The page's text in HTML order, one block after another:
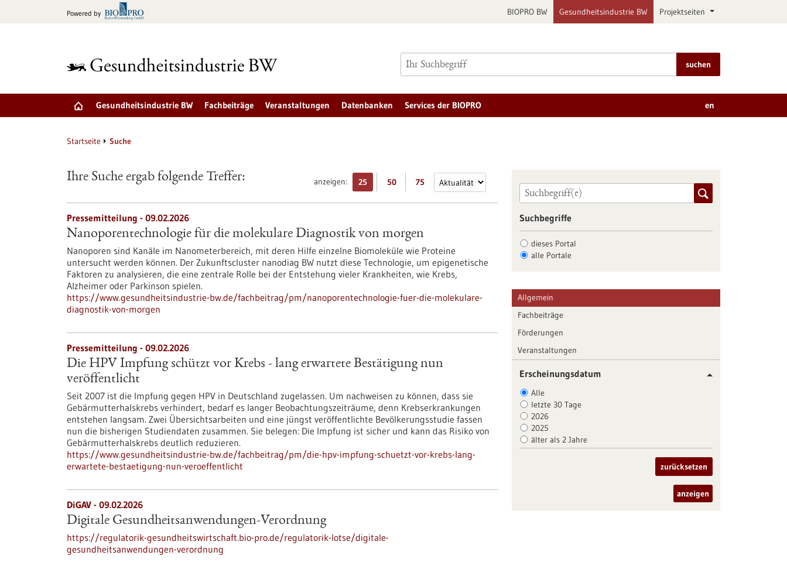
Powered by BIOPRO BW Gesundheitsindustrie BW Projektseiten
suchen
Gesundheitsindustrie BW Fachbeiträge Veranstaltungen Datenbanken Services der BIOPRO en
Startseite Suche
anzeigen: 25 50 75
Ihre Suche ergab folgende Treffer:
Pressemitteilung - 09.02.2026
Nanoporentechnologie für die molekulare Diagnostik von morgen
Nanoporen sind Kanäle im Nanometerbereich, mit deren Hilfe einzelne Biomoleküle wie Proteine
untersucht werden können. Der Zukunftscluster nanodiag BW nutzt diese Technologie, um epigenetische
Faktoren zu analysieren, die eine zentrale Rolle bei der Entstehung vieler Krankheiten, wie Krebs,
Alzheimer oder Parkinson spielen.
https://www.gesundheitsindustrie-bw.de/fachbeitrag/pm/nanoporentechnologie-fuer-die-molekulare-
diagnostik-von-morgen
Pressemitteilung - 09.02.2026
Die HPV Impfung schützt vor Krebs - lang erwartete Bestätigung nun
veröffentlicht
Seit 2007 ist die Impfung gegen HPV in Deutschland zugelassen. Um nachweisen zu können, dass sie
Gebärmutterhalskrebs verhindert, bedarf es langer Beobachtungszeiträume, denn Krebserkrankungen
entstehen langsam. Zwei Übersichtsarbeiten und eine jüngst veröffentlichte Bevölkerungsstudie fassen
nun die bisherigen Studiendaten zusammen. Sie belegen: Die Impfung ist sicher und kann das Risiko von
Gebärmutterhalskrebs deutlich reduzieren.
https://www.gesundheitsindustrie-bw.de/fachbeitrag/pm/die-hpv-impfung-schuetzt-vor-krebs-lang-
erwartete-bestaetigung-nun-veroeffentlicht
DiGAV - 09.02.2026
Digitale Gesundheitsanwendungen-Verordnung
https://regulatorik-gesundheitswirtschaft.bio-pro.de/regulatorik-lotse/digitale-
gesundheitsanwendungen-verordnung
Suchbegriffe
dieses Portal
alle Portale
Allgemein
Fachbeiträge
Förderungen
Veranstaltungen
Erscheinungsdatum
Alle
letzte 30 Tage
2026
2025
älter als 2 Jahre
zurücksetzen
anzeigen